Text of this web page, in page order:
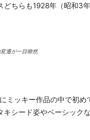
どちらも1928年（昭和3
遷が一目瞭然
ミッキー作品の中で初
キシード姿やベーシック